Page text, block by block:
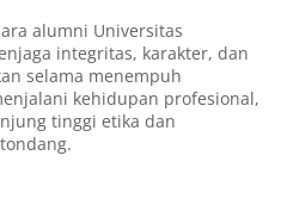
alumni Universitas
integritas, karakter, dan
selama menempuh
kehidupan profesional,
tinggi etika dan